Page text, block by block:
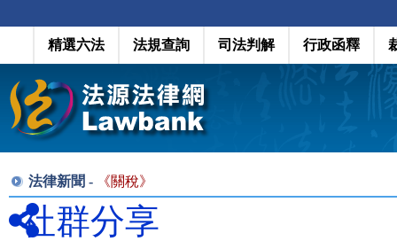
精選六法 法規查詢 司法判解 行政函釋
法律新聞 - 《關稅》
社群分享